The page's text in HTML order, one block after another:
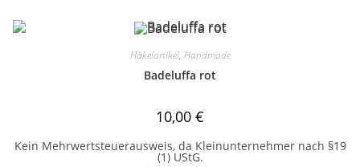
Häkelartikel, Handmade
Badeluffa rot
10,00 €
Kein Mehrwertsteuerausweis, da Kleinunternehmer nach §19
(1) UStG.